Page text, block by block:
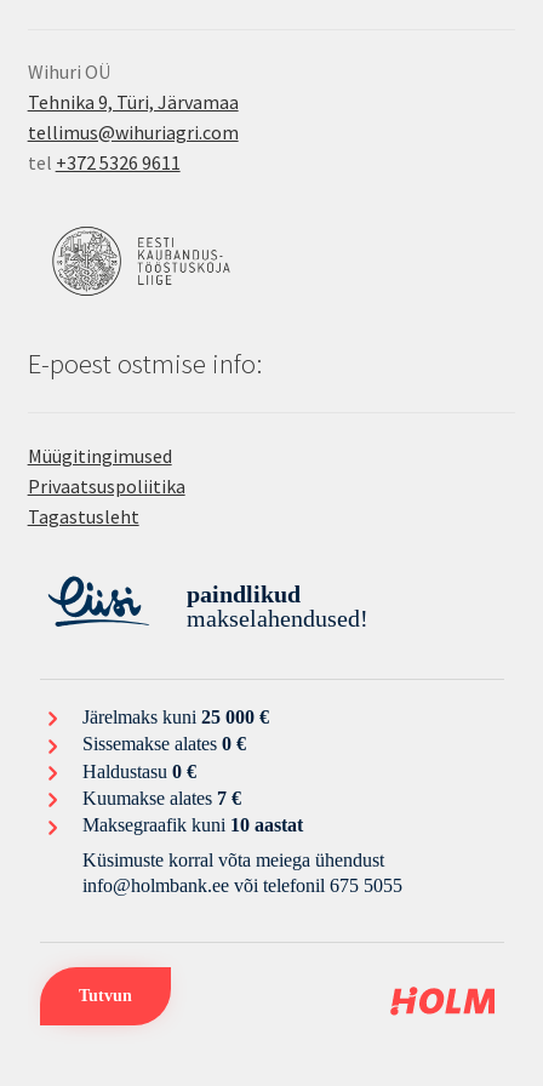
Wihuri OÜ
Tehnika 9, Türi, Järvamaa
tellimus@wihuriagri.com
tel +372 5326 9611
E-poest ostmise info:
Müügitingimused
Privaatsuspoliitika
Tagastusleht